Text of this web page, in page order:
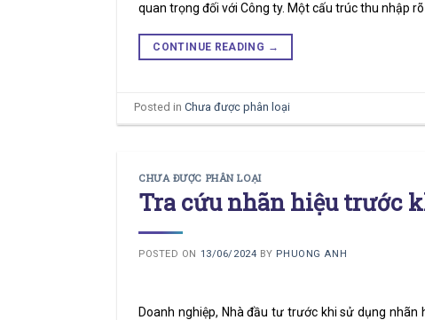
quan trọng đối với Công ty. Một cấu trúc thu nhập
CONTINUE READING →
Posted inChưa được phân loại
CHƯA ĐƯỢC PHÂN LOẠI
Tra cứu nhãn hiệu trước
POSTED ON 13/06/2024 BY PHUONG ANH
Doanh nghiệp, Nhà đầu tư trước khi sử dụng